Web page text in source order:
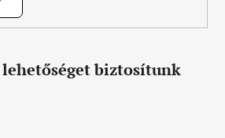
biztosítunk